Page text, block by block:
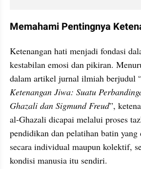
Memahami Pentingnya
Ketenangan hati menjadi fondasi
kestabilan emosi dan pikiran.
dalam artikel jurnal ilmiah berjudul
Ketenangan Jiwa: Suatu
Ghazali dan Sigmund Freud”,
al-Ghazali dicapai melalui proses
pendidikan dan pelatihan batin
secara individual maupun kolektif,
kondisi manusia itu sendiri.